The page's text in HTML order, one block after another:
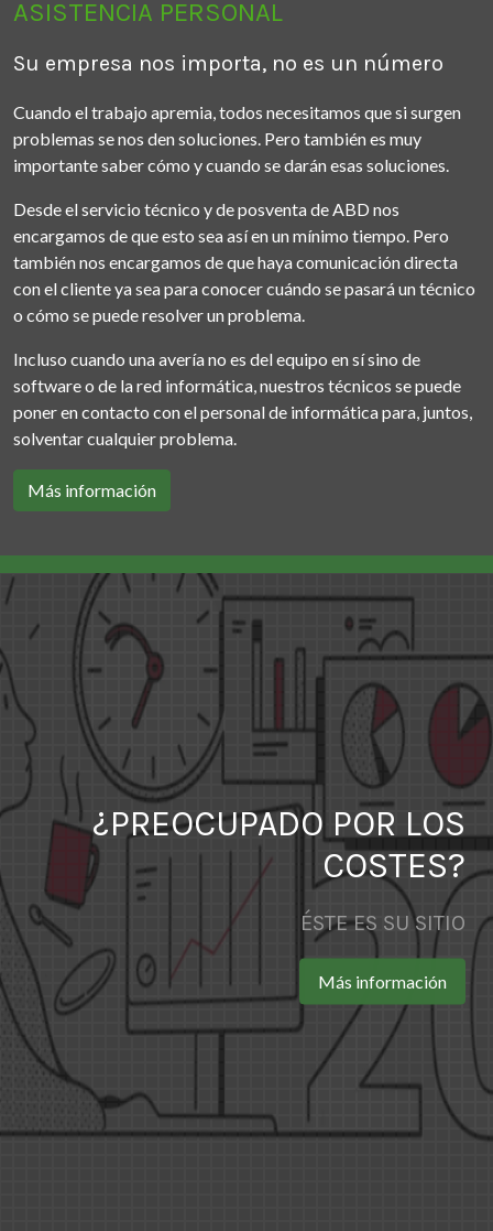
ASISTENCIA PERSONAL
Su empresa nos importa, no es un número
Cuando el trabajo apremia, todos necesitamos que si surgen
problemas se nos den soluciones. Pero también es muy
importante saber cómo y cuando se darán esas soluciones.
Desde el servicio técnico y de posventa de ABD nos
encargamos de que esto sea así en un mínimo tiempo. Pero
también nos encargamos de que haya comunicación directa
con el cliente ya sea para conocer cuándo se pasará un técnico
o cómo se puede resolver un problema.
Incluso cuando una avería no es del equipo en sí sino de
software o de la red informática, nuestros técnicos se puede
poner en contacto con el personal de informática para, juntos,
solventar cualquier problema.
Más información
¿PREOCUPADO POR LOS
COSTES?
ÉSTE ES SU SITIO
Más información